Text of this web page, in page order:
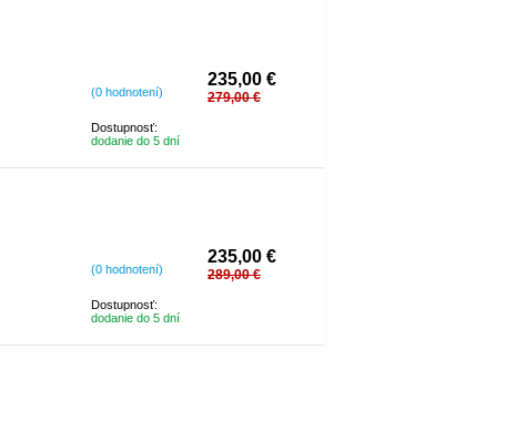
(0 hodnotení)
Dostupnosť:
dodanie do 5 dní
235,00 €
279,00 €
(0 hodnotení)
Dostupnosť:
dodanie do 5 dní
235,00 €
289,00 €